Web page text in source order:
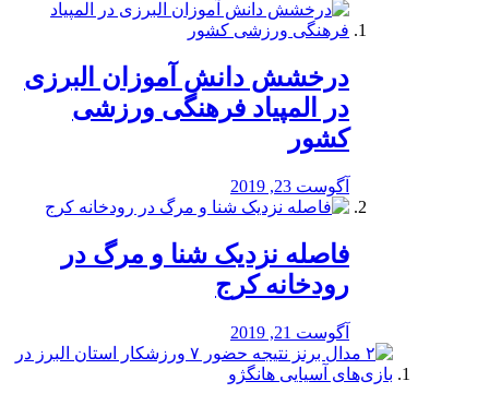
درخشش دانش آموزان البرزی
در المپیاد فرهنگی ورزشی
کشور
آگوست 23, 2019
️فاصله نزدیک شنا و مرگ در
رودخانه کرج
آگوست 21, 2019